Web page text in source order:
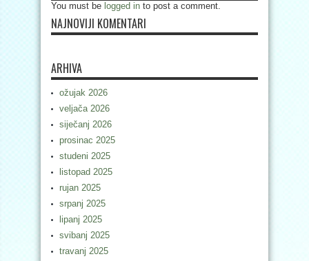
You must be logged in to post a comment.
NAJNOVIJI KOMENTARI
ARHIVA
ožujak 2026
veljača 2026
siječanj 2026
prosinac 2025
studeni 2025
listopad 2025
rujan 2025
srpanj 2025
lipanj 2025
svibanj 2025
travanj 2025